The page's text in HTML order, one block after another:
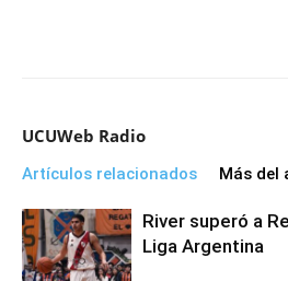
UCUWeb Radio
Artículos relacionados Más del
River superó a
Liga Argentina